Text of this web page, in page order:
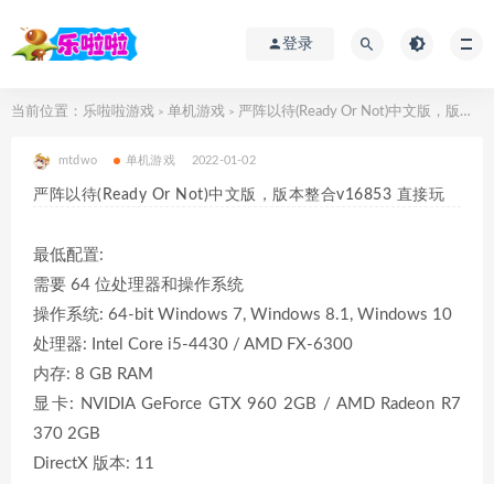
登录
当前位置： 乐啦啦游戏 > 单机游戏 > 严阵以待(Ready Or Not)中文版，版本整合v16853 直接玩
mtdwo 单机游戏 2022-01-02
严阵以待(Ready Or Not)中文版，版本整合v16853 直接玩
最低配置:
需要 64 位处理器和操作系统
操作系统: 64-bit Windows 7, Windows 8.1, Windows 10
处理器: Intel Core i5-4430 / AMD FX-6300
内存: 8 GB RAM
显卡: NVIDIA GeForce GTX 960 2GB / AMD Radeon R7
370 2GB
DirectX 版本: 11